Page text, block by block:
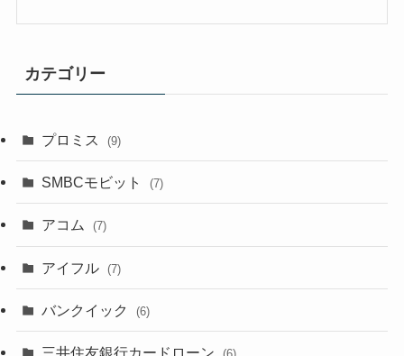
カテゴリー
プロミス (9)
SMBCモビット (7)
アコム (7)
アイフル (7)
バンクイック (6)
三井住友銀行カードローン